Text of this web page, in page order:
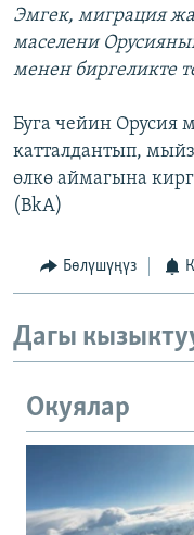
Эмгек, миграция
маселени
менен биргеликте
Буга чейин Орусия
катталдантып,
өлкө аймагына
(BkA)
Бөлүшүңүз
Дагы
Окуялар